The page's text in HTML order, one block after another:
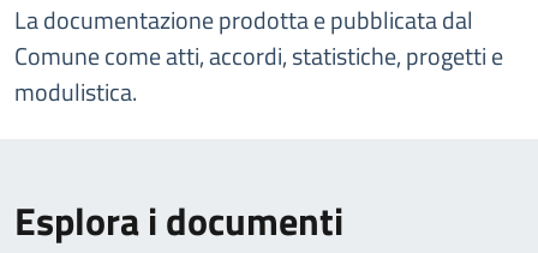
La documentazione prodotta e pubblicata dal
Comune come atti, accordi, statistiche, progetti e
modulistica.
Esplora i documenti